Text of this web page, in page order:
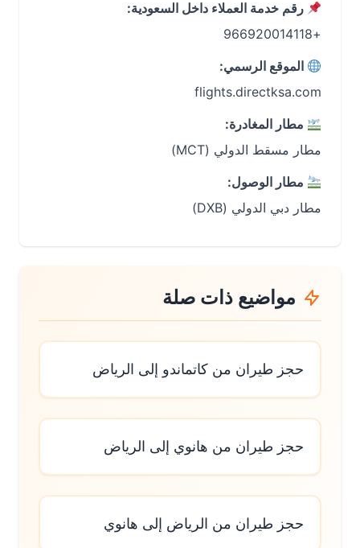
رقم خدمة العملاء داخل السعودية:
الموقع الرسمي:
flights.directksa.com
مطار المغادرة:
مطار مسقط الدولي (MCT)
مطار الوصول:
مطار دبي الدولي (DXB)
مواضيع ذات صلة
حجز طيران من كاتماندو إلى الرياض
حجز طيران من هانوي إلى الرياض
حجز طيران من الرياض إلى هانوي